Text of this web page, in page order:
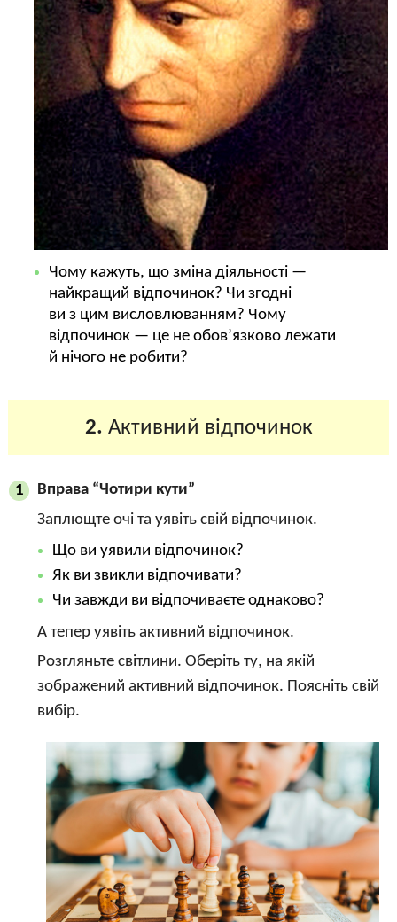
Чому кажуть, що зміна діяльності —
найкращий відпочинок? Чи згодні
ви з цим висловлюванням? Чому
відпочинок — це не обов’язково лежати
й нічого не робити?
2. Активний відпочинок
1
Вправа “Чотири кути”
Заплющте очі та уявіть свій відпочинок.
Що ви уявили відпочинок?
Як ви звикли відпочивати?
Чи завжди ви відпочиваєте однаково?
А тепер уявіть активний відпочинок.
Розгляньте світлини. Оберіть ту, на якій
зображений активний відпочинок. Поясніть свій
вибір.